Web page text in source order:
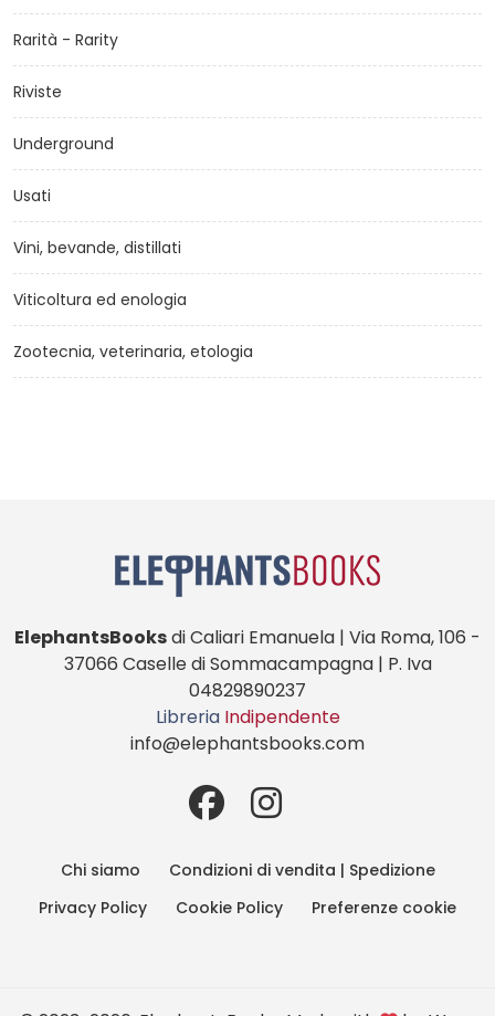
Rarità - Rarity
Riviste
Underground
Usati
Vini, bevande, distillati
Viticoltura ed enologia
Zootecnia, veterinaria, etologia
ElephantsBooksdi Caliari Emanuela | Via Roma, 106 -
37066 Caselle di Sommacampagna | P. Iva
04829890237
Libreria Indipendente
info@elephantsbooks.com
Chi siamo
Condizioni di vendita | Spedizione
Privacy Policy
Cookie Policy Preferenze cookie